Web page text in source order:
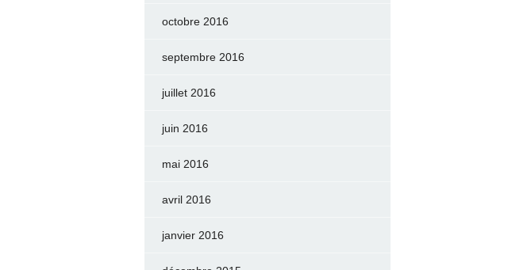
octobre 2016
septembre 2016
juillet 2016
juin 2016
mai 2016
avril 2016
janvier 2016